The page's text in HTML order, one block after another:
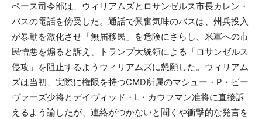
ペース司令部は、ウィリアムズとロサンゼルス市長カレン・
バスの電話を傍受した。通話で興奮気味のバスは、州兵投入
が暴動を激化させ「無届移民」を危険にさらし、米軍への市
民憎悪を煽ると訴え、トランプ大統領による「ロサンゼルス
侵攻」を阻止するようウィリアムズに懇願した。ウィリアム
ズは当初、実際に権限を持つCMD所属のマシュー・P・ビー
ヴァーズ少将とデイヴィッド・L・カウフマン准将に直接訴
えるよう諭したが、連絡がつかないと聞くや衝撃的な発言を